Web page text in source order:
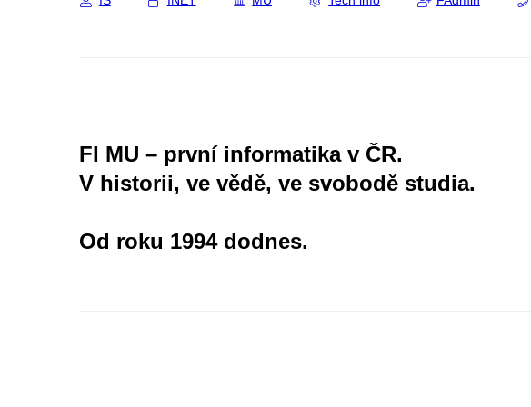
FI MU – první informatika v ČR.
V historii, ve vědě, ve svobodě studia.
Od roku 1994 dodnes.